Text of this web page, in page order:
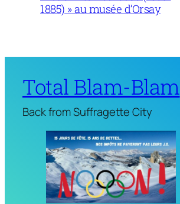
1885) » au musée d’Orsay
Total Blam-Blam
Back from Suffragette City